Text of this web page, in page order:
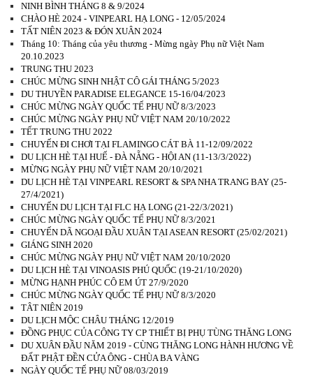
NINH BÌNH THÁNG 8 & 9/2024
CHÀO HÈ 2024 - VINPEARL HẠ LONG - 12/05/2024
TẤT NIÊN 2023 & ĐÓN XUÂN 2024
Tháng 10: Tháng của yêu thương - Mừng ngày Phụ nữ Việt Nam
20.10.2023
TRUNG THU 2023
CHÚC MỪNG SINH NHẬT CÔ GÁI THÁNG 5/2023
DU THUYỀN PARADISE ELEGANCE 15-16/04/2023
CHÚC MỪNG NGÀY QUỐC TẾ PHỤ NỮ 8/3/2023
CHÚC MỪNG NGÀY PHỤ NỮ VIỆT NAM 20/10/2022
TẾT TRUNG THU 2022
CHUYẾN ĐI CHƠI TẠI FLAMINGO CÁT BÀ 11-12/09/2022
DU LỊCH HÈ TẠI HUẾ - ĐÀ NẴNG - HỘI AN (11-13/3/2022)
MỪNG NGÀY PHỤ NỮ VIỆT NAM 20/10/2021
DU LỊCH HÈ TẠI VINPEARL RESORT & SPA NHA TRANG BAY (25-
27/4/2021)
CHUYẾN DU LỊCH TẠI FLC HẠ LONG (21-22/3/2021)
CHÚC MỪNG NGÀY QUỐC TẾ PHỤ NỮ 8/3/2021
CHUYẾN DÃ NGOẠI ĐẦU XUÂN TẠI ASEAN RESORT (25/02/2021)
GIÁNG SINH 2020
CHÚC MỪNG NGÀY PHỤ NỮ VIỆT NAM 20/10/2020
DU LỊCH HÈ TẠI VINOASIS PHÚ QUỐC (19-21/10/2020)
MỪNG HẠNH PHÚC CÔ EM ÚT 27/9/2020
CHÚC MỪNG NGÀY QUỐC TẾ PHỤ NỮ 8/3/2020
TÂT NIÊN 2019
DU LỊCH MỘC CHÂU THÁNG 12/2019
ĐỒNG PHỤC CỦA CÔNG TY CP THIẾT BỊ PHỤ TÙNG THĂNG LONG
DU XUÂN ĐẦU NĂM 2019 - CÙNG THĂNG LONG HÀNH HƯƠNG VỀ
ĐẤT PHẬT ĐỀN CỬA ÔNG - CHÙA BA VÀNG
NGÀY QUỐC TẾ PHỤ NỮ 08/03/2019